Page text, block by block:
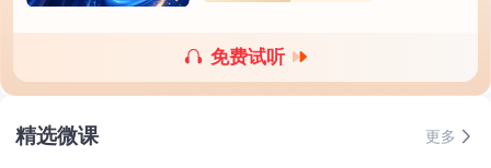
免费试听
精选微课 更多